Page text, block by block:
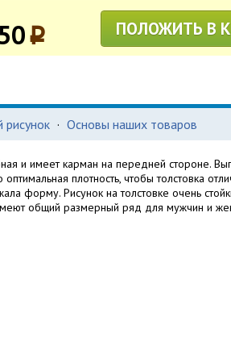
p ПОЛОЖИТЬ В
рисунок · Основы наших товаров
и имеет карман на передней стороне.
плотность, чтобы толстовка
форму. Рисунок на толстовке очень
имеют общий размерный ряд для мужчин и